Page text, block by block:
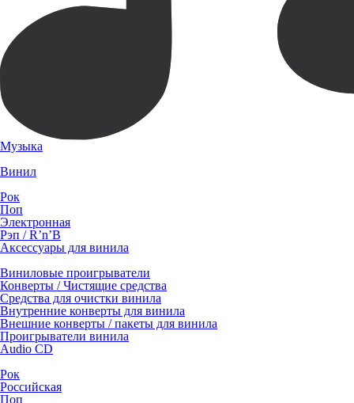
Музыка
Винил
Рок
Поп
Электронная
Рэп / R’n’B
Аксессуары для винила
Виниловые проигрыватели
Конверты / Чистящие средства
Средства для очистки винила
Внутренние конверты для винила
Внешние конверты / пакеты для винила
Проигрыватели винила
Audio CD
Рок
Российская
Поп